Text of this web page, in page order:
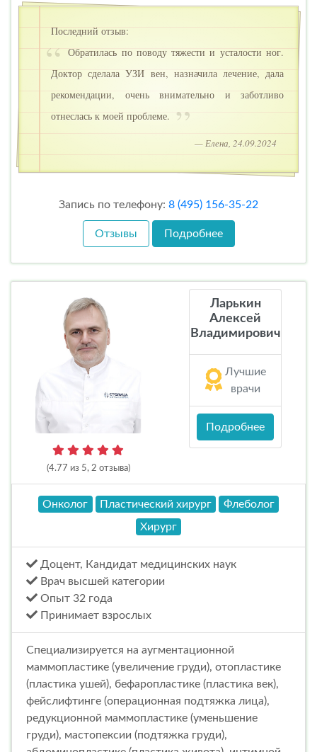
Последний отзыв:
Обратилась по поводу тяжести и усталости ног.
Доктор сделала УЗИ вен, назначила лечение, дала
рекомендации, очень внимательно и заботливо
отнеслась к моей проблеме.
— Елена, 24.09.2024
Запись по телефону: 8 (495) 156-35-22
Отзывы Подробнее
(4.77 из 5, 2 отзыва)
Ларькин
Алексей
Владимирович
Лучшие
врачи
Подробнее
Онколог Пластический хирург
Флеболог
Хирург
Доцент, Кандидат медицинских наук
Врач высшей категории
Опыт 32 года
Принимает взрослых
Специализируется на аугментационной
маммопластике (увеличение груди), отопластике
(пластика ушей), бефаропластике (пластика век),
фейслифтинге (операционная подтяжка лица),
редукционной маммопластике (уменьшение
груди), мастопексии (подтяжка груди),